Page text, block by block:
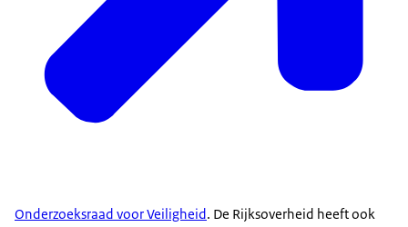
Onderzoeksraad voor Veiligheid. De Rijksoverheid heeft ook